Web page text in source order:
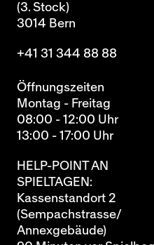
(3. Stock)
3014 Bern
+41 31 344 88 88
Öffnungszeiten
Montag - Freitag
08:00 - 12:00 Uhr
13:00 - 17:00 Uhr
HELP-POINT AN
SPIELTAGEN:
Kassenstandort 2
(Sempachstrasse/
Annexgebäude)